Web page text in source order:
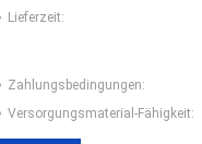
Lieferzeit:
Zahlungsbedingungen:
Versorgungsmaterial-Fähigkeit: